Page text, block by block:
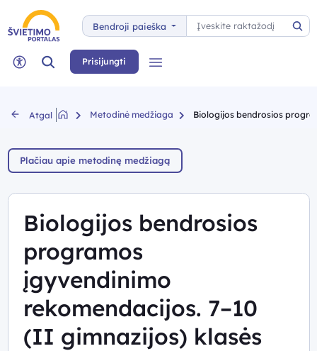
Bendroji paieška
Paieška
Neįgaliųjų rėžimas
Paieška Prisijungti
Atgal Metodinė medžiaga Biologijos bendrosios
Plačiau apie metodinę medžiagą
Biologijos bendrosios
programos
įgyvendinimo
rekomendacijos. 7–10
(II gimnazijos) klasės